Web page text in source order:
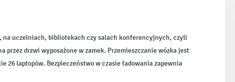
na uczelniach, bibliotekach czy salach konferencyjnych, czyli
drzwi wyposażone w zamek. Przemieszczanie wózka jest
26 laptopów. Bezpieczeństwo w czasie ładowania zapewnia